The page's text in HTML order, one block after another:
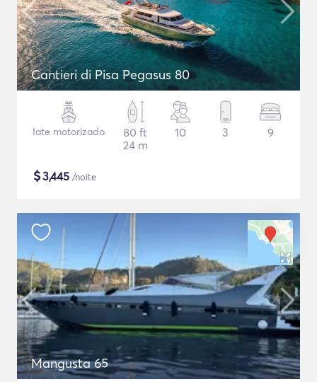
Cantieri di Pisa Pegasus 80
Iate motorizado
80 ft
24 m
10 3 9
$3,445 /noite
Mangusta 65